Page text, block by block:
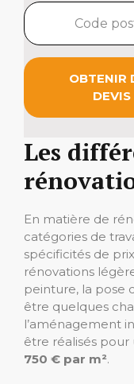
OBTENIR
DEVIS
Les
En matière de
catégories de
spécificités de
rénovations
peinture, la pose
être quelques
l’aménagement
être réalisés
750 € par m².